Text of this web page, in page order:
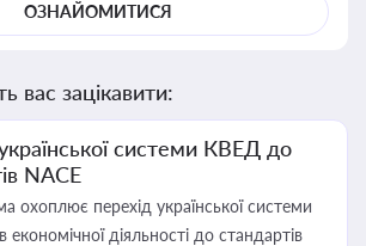
ОЗНАЙОМИТИСЯ
вас зацікавити:
системи КВЕД до
NACE
охоплює перехід української системи
економічної діяльності до стандартів